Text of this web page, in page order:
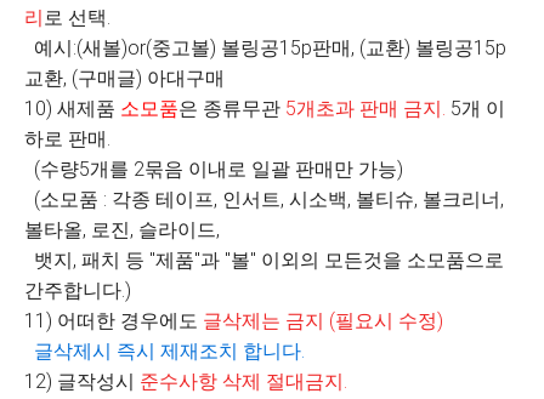
리로 선택.
예시:(새볼)or(중고볼) 볼링공15p판매, (교환) 볼링공15p
교환, (구매글) 아대구매
10) 새제품 소모품은 종류무관 5개초과 판매 금지. 5개 이
하로 판매.
(수량5개를 2묶음 이내로 일괄 판매만 가능)
(소모품 : 각종 테이프, 인서트, 시소백, 볼티슈, 볼크리너,
볼타올, 로진, 슬라이드,
뱃지, 패치 등 "제품"과 "볼" 이외의 모든것을 소모품으로
간주합니다.)
11) 어떠한 경우에도 글삭제는 금지 (필요시 수정)
글삭제시 즉시 제재조치 합니다.
12) 글작성시 준수사항 삭제 절대금지.